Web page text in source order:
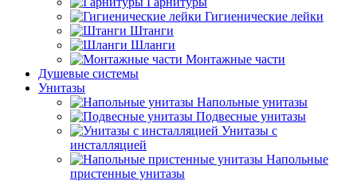
Гигиенические лейки
Штанги
Шланги
Монтажные части
Душевые системы
Унитазы
Напольные унитазы
Подвесные унитазы
Унитазы с
инсталляцией
Напольные
пристенные унитазы